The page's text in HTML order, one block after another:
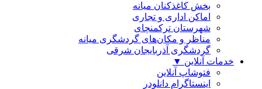
بخش کاغذکنان میانه
اماکن اداری و تجاری
شهرستان ترکمنچای
مناظر و مکان‌های گردشگری میانه
گردشگری آذربایجان شرقی
خدمات آنلاین ▼
فتوشاپ آنلاین
اینستاگرام دانلودر